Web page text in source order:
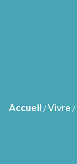
Accueil /Vivre /